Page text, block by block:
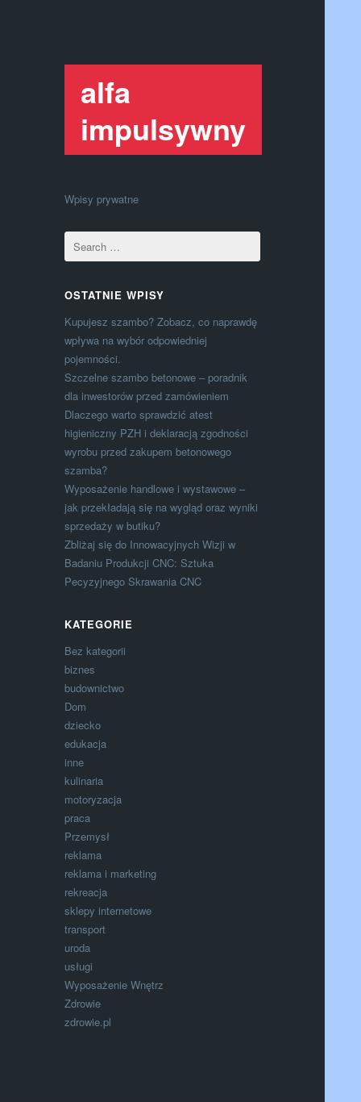
alfa
impulsywny
Wpisy prywatne
OSTATNIE WPISY
Kupujesz szambo? Zobacz, co naprawdę
wpływa na wybór odpowiedniej
pojemności.
Szczelne szambo betonowe – poradnik
dla inwestorów przed zamówieniem
Dlaczego warto sprawdzić atest
higieniczny PZH i deklaracją zgodności
wyrobu przed zakupem betonowego
szamba?
Wyposażenie handlowe i wystawowe –
jak przekładają się na wygląd oraz wyniki
sprzedaży w butiku?
Zbliżaj się do Innowacyjnych Wizji w
Badaniu Produkcji CNC: Sztuka
Pecyzyjnego Skrawania CNC
KATEGORIE
Bez kategorii
biznes
budownictwo
Dom
dziecko
edukacja
inne
kulinaria
motoryzacja
praca
Przemysł
reklama
reklama i marketing
rekreacja
sklepy internetowe
transport
uroda
usługi
Wyposażenie Wnętrz
Zdrowie
zdrowie.pl